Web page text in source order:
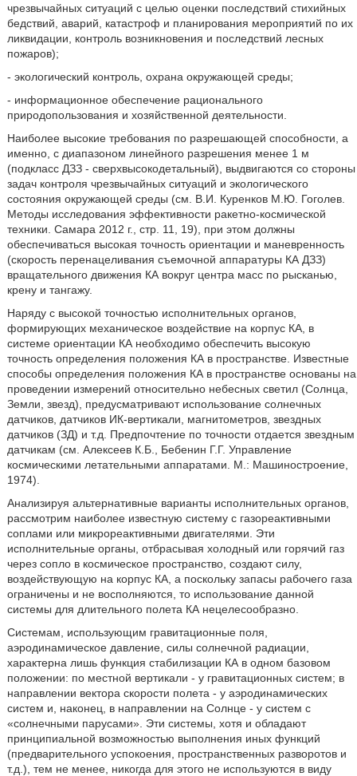
чрезвычайных ситуаций с целью оценки последствий стихийных
бедствий, аварий, катастроф и планирования мероприятий по их
ликвидации, контроль возникновения и последствий лесных
пожаров);
- экологический контроль, охрана окружающей среды;
- информационное обеспечение рационального
природопользования и хозяйственной деятельности.
Наиболее высокие требования по разрешающей способности, а
именно, с диапазоном линейного разрешения менее 1 м
(подкласс ДЗЗ - сверхвысокодетальный), выдвигаются со стороны
задач контроля чрезвычайных ситуаций и экологического
состояния окружающей среды (см. В.И. Куренков М.Ю. Гоголев.
Методы исследования эффективности ракетно-космической
техники. Самара 2012 г., стр. 11, 19), при этом должны
обеспечиваться высокая точность ориентации и маневренность
(скорость перенацеливания съемочной аппаратуры КА ДЗЗ)
вращательного движения КА вокруг центра масс по рысканью,
крену и тангажу.
Наряду с высокой точностью исполнительных органов,
формирующих механическое воздействие на корпус КА, в
системе ориентации КА необходимо обеспечить высокую
точность определения положения КА в пространстве. Известные
способы определения положения КА в пространстве основаны на
проведении измерений относительно небесных светил (Солнца,
Земли, звезд), предусматривают использование солнечных
датчиков, датчиков ИК-вертикали, магнитометров, звездных
датчиков (ЗД) и т.д. Предпочтение по точности отдается звездным
датчикам (см. Алексеев К.Б., Бебенин Г.Г. Управление
космическими летательными аппаратами. М.: Машиностроение,
1974).
Анализируя альтернативные варианты исполнительных органов,
рассмотрим наиболее известную систему с газореактивными
соплами или микрореактивными двигателями. Эти
исполнительные органы, отбрасывая холодный или горячий газ
через сопло в космическое пространство, создают силу,
воздействующую на корпус КА, а поскольку запасы рабочего газа
ограничены и не восполняются, то использование данной
системы для длительного полета КА нецелесообразно.
Системам, использующим гравитационные поля,
аэродинамическое давление, силы солнечной радиации,
характерна лишь функция стабилизации КА в одном базовом
положении: по местной вертикали - у гравитационных систем; в
направлении вектора скорости полета - у аэродинамических
систем и, наконец, в направлении на Солнце - у систем с
«солнечными парусами». Эти системы, хотя и обладают
принципиальной возможностью выполнения иных функций
(предварительного успокоения, пространственных разворотов и
т.д.), тем не менее, никогда для этого не используются в виду